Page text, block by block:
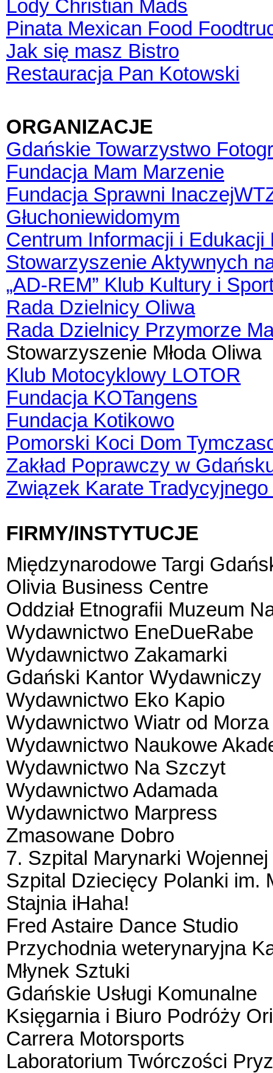
Lody Christian Mads
Pinata Mexican Food
Jak się masz Bistro
Restauracja Pan Kotowski
ORGANIZACJE
Gdańskie Towarzystwo
Fundacja Mam Marzenie
Fundacja Sprawni
Głuchoniewidomym
Centrum Informacji i Edukacji
Stowarzyszenie Aktywnych
„AD-REM” Klub Kultury i
Rada Dzielnicy Oliwa
Rada Dzielnicy Przymorze
Stowarzyszenie Młoda Oliwa
Klub Motocyklowy LOTOR
Fundacja KOTangens
Fundacja Kotikowo
Pomorski Koci Dom
Zakład Poprawczy w
Związek Karate
FIRMY/INSTYTUCJE
Międzynarodowe Targi
Olivia Business Centre
Oddział Etnografii Muzeum
Wydawnictwo EneDueRabe
Wydawnictwo Zakamarki
Gdański Kantor Wydawniczy
Wydawnictwo Eko Kapio
Wydawnictwo Wiatr od Morza
Wydawnictwo Naukowe
Wydawnictwo Na Szczyt
Wydawnictwo Adamada
Wydawnictwo Marpress
Zmasowane Dobro
7. Szpital Marynarki Wojennej
Szpital Dziecięcy Polanki im.
Stajnia iHaha!
Fred Astaire Dance Studio
Przychodnia weterynaryjna
Młynek Sztuki
Gdańskie Usługi Komunalne
Księgarnia i Biuro Podróży
Carrera Motorsports
Laboratorium Twórczości